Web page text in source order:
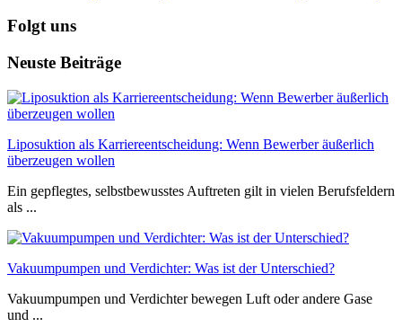
Folgt uns
Neuste Beiträge
Liposuktion als Karriereentscheidung: Wenn Bewerber äußerlich
überzeugen wollen
Ein gepflegtes, selbstbewusstes Auftreten gilt in vielen Berufsfeldern
als ...
Vakuumpumpen und Verdichter: Was ist der Unterschied?
Vakuumpumpen und Verdichter bewegen Luft oder andere Gase
und ...